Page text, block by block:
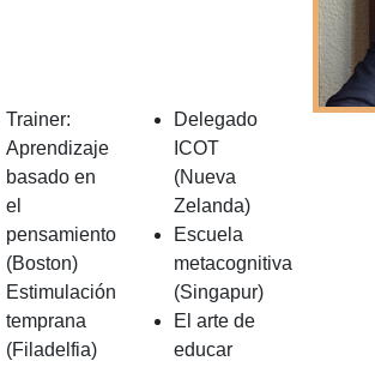
Trainer:
Aprendizaje
basado en
el
pensamiento
(Boston)
Estimulación
temprana
(Filadelfia)
Delegado
ICOT
(Nueva
Zelanda)
Escuela
metacognitiva
(Singapur)
El arte de
educar